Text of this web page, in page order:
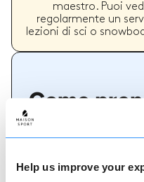
Help us improve your
maestro. Puoi
regolarmente un
lezioni di sci o
Come
o parlate con il nostro